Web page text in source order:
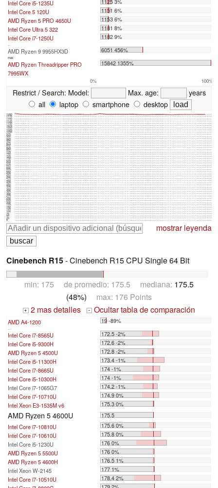
Intel Core i5-1235U
Intel Core 5 120U
1151 6%
AMD Ryzen 5 PRO 4650U
1153 6%
Intel Core Ultra 5 322
1181 8%
Intel Core i7-1250U
1182 9%
...
AMD Ryzen 9 9955HX3D 6051 456%
max:
AMD Ryzen Threadripper PRO
7995WX
15842 1355%
0% 100%
Restrict / Search: Model: Max. age:
years
all
laptop smartphone desktop
0
25
50
75
100
125
150
175
200
225
250
275
300
325
350
375
400
425
450
475
500
525
550
575
600
625
650
675
700
725
750
775
800
825
850
875
900
925
950
975
1000
1025
1050
1075
1100
1125
1150
1175
1200
mostrar leyenda
Cinebench R15- Cinebench R15 CPU Single 64 Bit
min: 175 de promedio: 175.5 mediana: 175.5
(48%) max: 176 Points
+ 2 mas detalles - Ocultar tabla de comparación
AMD A4-1200 19 -89%
...
Intel Core i7-8565U
172.5 -2%
Intel Core i5-9300H
172.6 -2%
AMD Ryzen 5 4500U
172.8 -2%
Intel Core i5-11300H
173.4 -1%
Intel Core i7-8665U
174 -1%
Intel Core i5-10300H
174 -1%
Intel Core i7-1065G7
174.2 -1%
Intel Core i7-10710U
174.9 0%
Intel Xeon E3-1535M v6
175.3 0%
AMD Ryzen 5 4600U
175.5
Intel Core i7-10810U
175.6 0%
Intel Core i7-10610U
175.8 0%
Intel Core i5-1230U
176 0%
AMD Ryzen 5 5500U
176 0%
AMD Ryzen 5 4600H
176.5 1%
Intel Xeon W-2145
177 1%
Intel Core i7-10510U
178.4 2%